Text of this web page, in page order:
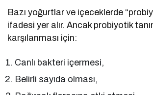
Bazı yoğurtlar ve içeceklerde
ifadesi yer alır. Ancak probiyotik
karşılanması için:
Canlı bakteri içermesi,
Belirli sayıda olması,